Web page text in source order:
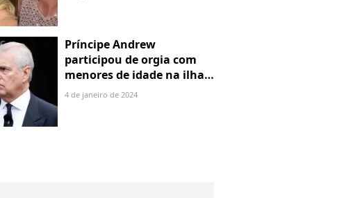
Príncipe Andrew
participou de orgia com
menores de idade na ilha
de Jeffrey Epstein, chefe de
4 de janeiro de 2024